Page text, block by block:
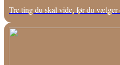
Tre ting du skal vide, før du